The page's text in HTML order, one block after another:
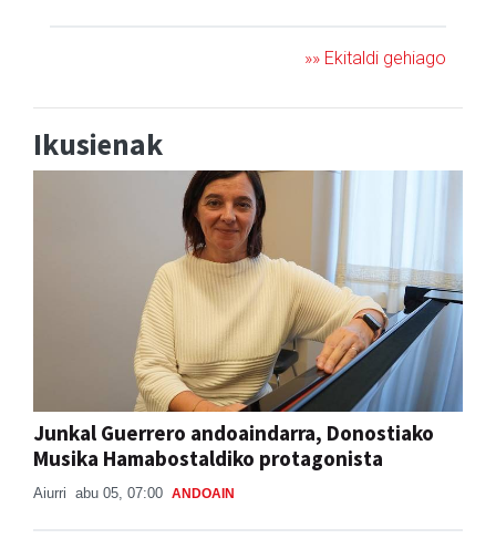
»» Ekitaldi gehiago
Ikusienak
Junkal Guerrero andoaindarra, Donostiako
Musika Hamabostaldiko protagonista
Aiurri abu 05, 07:00 ANDOAIN